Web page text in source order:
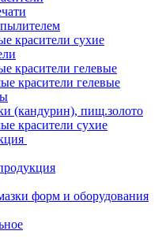
красители сухие
красители гелевые
красители гелевые
(кандурин), пищ.золото
красители сухие
форм и оборудования